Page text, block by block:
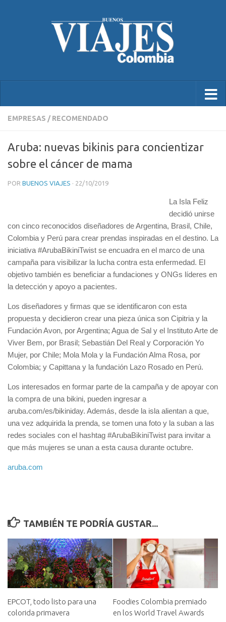
EMPRESAS / RECOMENDADO
Aruba: nuevas bikinis para concientizar
sobre el cáncer de mama
POR BUENOS VIAJES · 22/10/2019
La Isla Feliz
decidió unirse
con cinco reconocidos diseñadores de Argentina, Brasil, Chile,
Colombia y Perú para crear prendas inspiradas en el destino. La
iniciativa #ArubaBikiniTwist se encuadra en el marco de una
campaña para visibilizar la lucha contra esta enfermedad. El
objetivo también es beneficiar a fundaciones y ONGs líderes en
la detección y apoyo a pacientes.
Los diseñadores y firmas que se identificaron con esta
propuesta y decidieron crear una pieza única son Cipitria y la
Fundación Avon, por Argentina; Agua de Sal y el Instituto Arte de
Viver Bem, por Brasil; Sebastián Del Real y Corporación Yo
Mujer, por Chile; Mola Mola y la Fundación Alma Rosa, por
Colombia; y Capittana y la fundación Lazo Rosado en Perú.
Los interesados en formar parte de la campaña y de apoyar con
la compra de una bikini, pueden ingresar a
aruba.com/es/bikiniday. Además, desde la isla alientan a que,
una vez adquirida la prenda, se tomen una foto y la suban a las
redes sociales con el hashtag #ArubaBikiniTwist para invitar a
que más mujeres se unan a esta causa durante octubre.
aruba.com
TAMBIÉN TE PODRÍA GUSTAR...
EPCOT, todo listo para una
colorida primavera
Foodies Colombia premiado
en los World Travel Awards